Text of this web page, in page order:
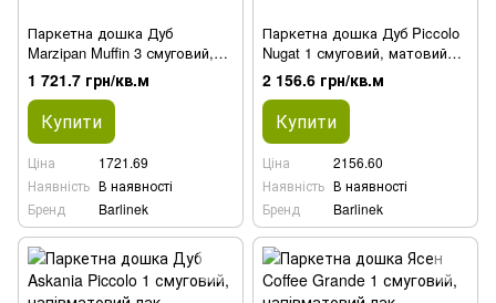
Паркетна дошка Дуб
Marzipan Muffin 3 смуговий,
матовий лак
1 721.7 грн/кв.м
Купити
Ціна
1721.69
Наявність В наявності
Бренд
Barlinek
Паркетна дошка Дуб Piccolo
Nugat 1 смуговий, матовий
лак
2 156.6 грн/кв.м
Купити
Ціна
2156.60
Наявність В наявності
Бренд
Barlinek